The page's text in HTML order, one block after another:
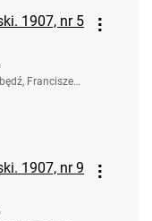
1907, nr 5
Franciszek.
1907, nr 9